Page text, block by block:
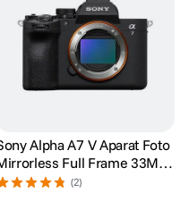
Alpha A7 V Aparat Foto
Full Frame 33MP
4K
(2)